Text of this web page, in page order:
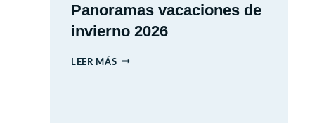
Panoramas vacaciones de
invierno 2026
LEER MÁSPANORAMAS